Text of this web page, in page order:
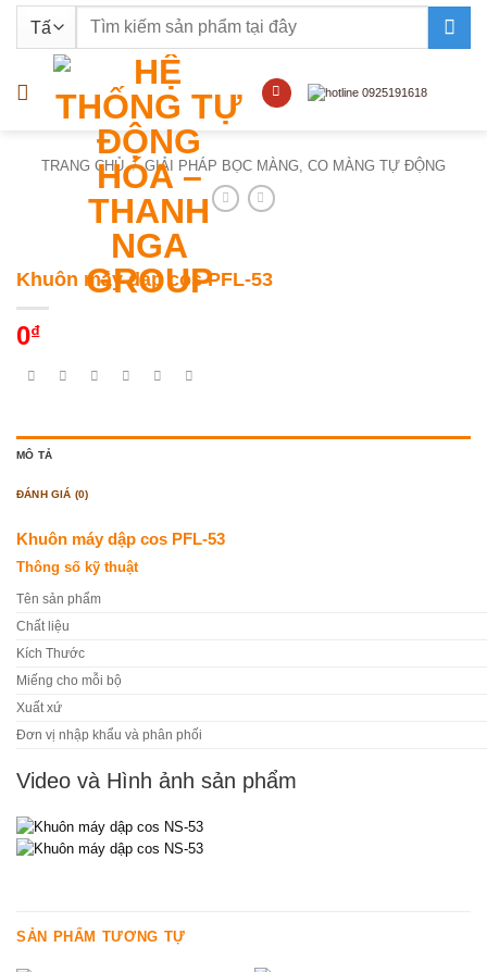
nội
Tìm
TRANG CHỦ / GIẢI PHÁP BỌC MÀNG, CO MÀNG TỰ ĐỘNG
Khuôn máy dập cos PFL-53
0₫
MÔ TẢ
ĐÁNH GIÁ (0)
Khuôn máy dập cos PFL-53
Thông số kỹ thuật
Tên sản phẩm
Chất liệu
Kích Thước
Miếng cho mỗi bộ
Xuất xứ
Đơn vị nhập khẩu và phân phối
Video và Hình ảnh sản phẩm
SẢN PHẨM TƯƠNG TỰ